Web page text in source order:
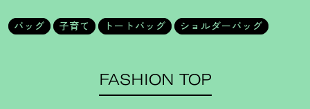
バッグ 子育て トートバッグ ショルダーバッグ
FASHION TOP